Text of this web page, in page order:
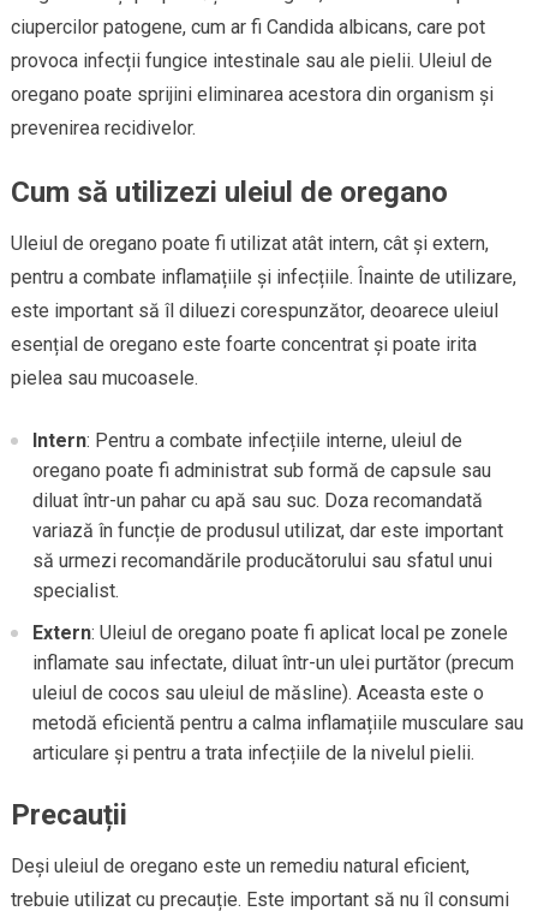
ciupercilor patogene, cum ar fi Candida albicans, care pot
provoca infecții fungice intestinale sau ale pielii. Uleiul de
oregano poate sprijini eliminarea acestora din organism și
prevenirea recidivelor.
Cum să utilizezi uleiul de oregano
Uleiul de oregano poate fi utilizat atât intern, cât și extern,
pentru a combate inflamațiile și infecțiile. Înainte de utilizare,
este important să îl diluezi corespunzător, deoarece uleiul
esențial de oregano este foarte concentrat și poate irita
pielea sau mucoasele.
Intern: Pentru a combate infecțiile interne, uleiul de
oregano poate fi administrat sub formă de capsule sau
diluat într-un pahar cu apă sau suc. Doza recomandată
variază în funcție de produsul utilizat, dar este important
să urmezi recomandările producătorului sau sfatul unui
specialist.
Extern: Uleiul de oregano poate fi aplicat local pe zonele
inflamate sau infectate, diluat într-un ulei purtător (precum
uleiul de cocos sau uleiul de măsline). Aceasta este o
metodă eficientă pentru a calma inflamațiile musculare sau
articulare și pentru a trata infecțiile de la nivelul pielii.
Precauții
Deși uleiul de oregano este un remediu natural eficient,
trebuie utilizat cu precauție. Este important să nu îl consumi